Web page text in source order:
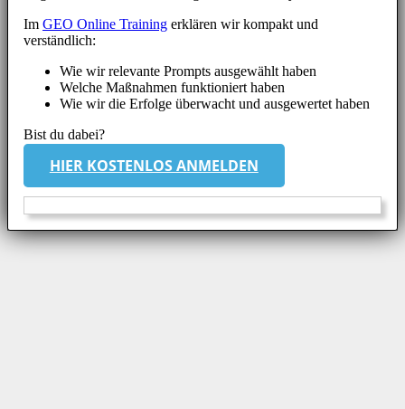
Im GEO Online Training erklären wir kompakt und
verständlich:
Wie wir relevante Prompts ausgewählt haben
Welche Maßnahmen funktioniert haben
Wie wir die Erfolge überwacht und ausgewertet haben
Bist du dabei?
HIER KOSTENLOS ANMELDEN